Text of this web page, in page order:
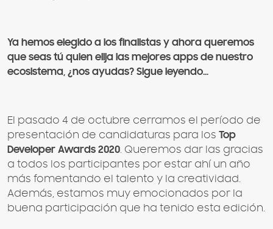
Ya hemos elegido a los finalistas y ahora queremos
que seas tú quien elija las mejores apps de nuestro
ecosistema, ¿nos ayudas? Sigue leyendo…
El pasado 4 de octubre cerramos el período de
presentación de candidaturas para los Top
Developer Awards 2020. Queremos dar las gracias
a todos los participantes por estar ahí un año
más fomentando el talento y la creatividad.
Además, estamos muy emocionados por la
buena participación que ha tenido esta edición.